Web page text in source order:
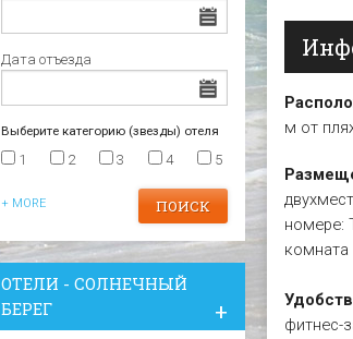
Варна
Отели в Царево
м от
номере:
комната
фитнес-
Дата отъезда
Выберите категорию (звезды) отеля
1 2 3 4 5
+ MORE
ОТЕЛИ - СОЛНЕЧНЫЙ
БЕРЕГ